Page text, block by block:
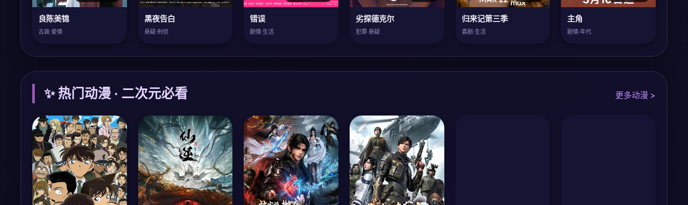
良陈美锦
古装·爱情
黑夜告白
悬疑·刑侦
错误
剧情·生活
劣探德克尔
犯罪·悬疑
归来记第三季
喜剧·生活
主角
剧情·年代
✨ 热门动漫 · 二次元必看 更多动漫 >